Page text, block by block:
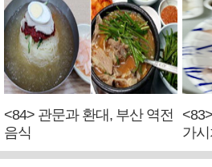
<84> 관문과 환대, 부산 역전
음식
가시